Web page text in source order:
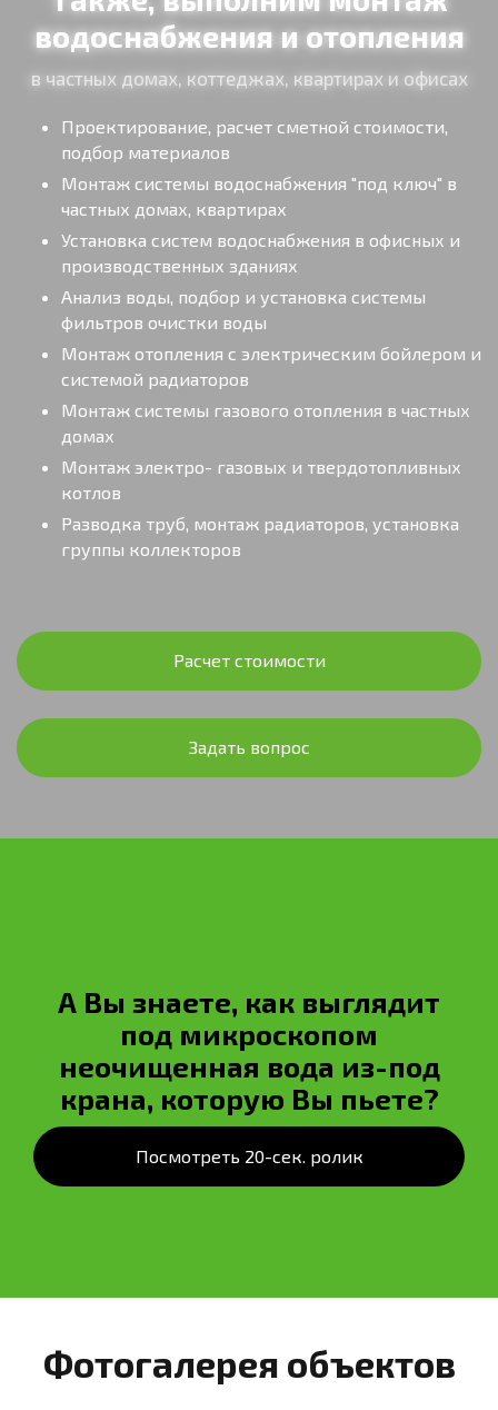
водоснабжения и отопления
в частных домах, коттеджах, квартирах и офисах
Проектирование, расчет сметной стоимости,
подбор материалов
Монтаж системы водоснабжения "под ключ" в
частных домах, квартирах
Установка систем водоснабжения в офисных и
производственных зданиях
Анализ воды, подбор и установка системы
фильтров очистки воды
Монтаж отопления с электрическим бойлером и
системой радиаторов
Монтаж системы газового отопления в частных
домах
Монтаж электро- газовых и твердотопливных
котлов
Разводка труб, монтаж радиаторов, установка
группы коллекторов
Расчет стоимости
Задать вопрос
А Вы знаете, как выглядит
под микроскопом
неочищенная вода из-под
крана, которую Вы пьете?
Посмотреть 20-сек. ролик
Фотогалерея объектов